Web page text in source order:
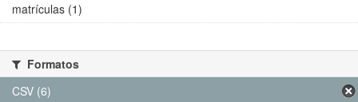
matrículas (1)
Formatos
CSV (6)